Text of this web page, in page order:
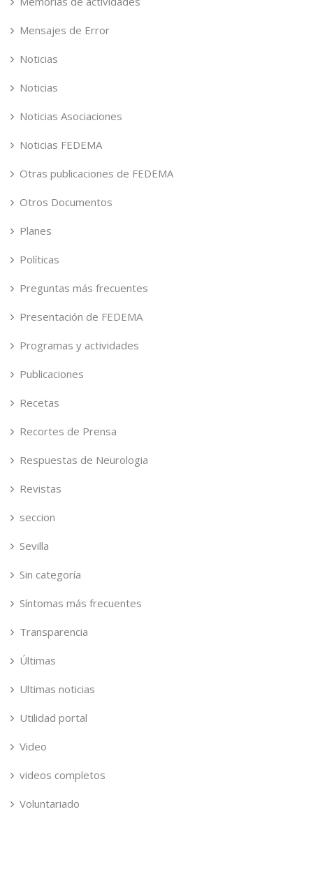
Mensajes de Error
Noticias
Noticias
Noticias Asociaciones
Noticias FEDEMA
Otras publicaciones de FEDEMA
Otros Documentos
Planes
Políticas
Preguntas más frecuentes
Presentación de FEDEMA
Programas y actividades
Publicaciones
Recetas
Recortes de Prensa
Respuestas de Neurologia
Revistas
seccion
Sevilla
Sin categoría
Síntomas más frecuentes
Transparencia
Últimas
Ultimas noticias
Utilidad portal
Video
videos completos
Voluntariado